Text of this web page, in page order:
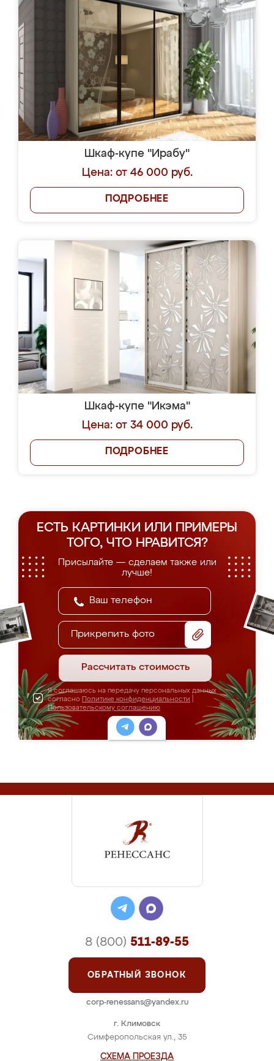
Шкаф-купе "Ирабу"
Цена: от 46 000 руб.
ПОДРОБНЕЕ
Шкаф-купе "Икэма"
Цена: от 34 000 руб.
ПОДРОБНЕЕ
ЕСТЬ КАРТИНКИ ИЛИ ПРИМЕРЫ
ТОГО, ЧТО НРАВИТСЯ?
Присылайте — сделаем также или
лучше!
Прикрепить фото
Рассчитать стоимость
Я соглашаюсь на передачу персональных данных
согласно Политике конфиденциальности
Пользовательскому соглашению
г. Климовск
Симферопольская ул., 35
СХЕМА ПРОЕЗДА
8 (800) 511-89-55
ОБРАТНЫЙ ЗВОНОК
corp-renessans@yandex.ru